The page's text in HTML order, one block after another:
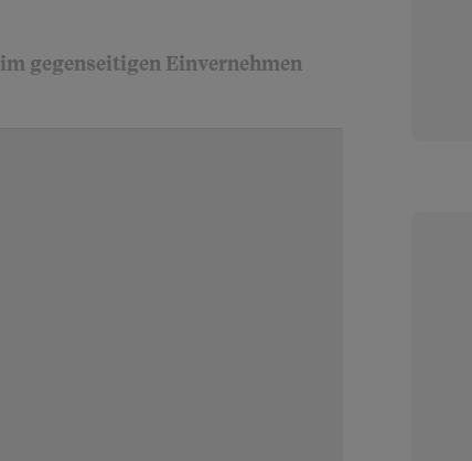
im gegenseitigen Einvernehmen